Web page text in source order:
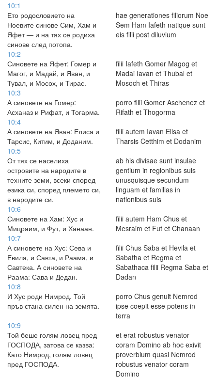
10:1
Ето родословието на
Ноевите синове Сим, Хам и
Яфет — и на тях се родиха
синове след потопа.
hae generationes filiorum Noe
Sem Ham Iafeth natique sunt
eis filii post diluvium
10:2
Синовете на Яфет: Гомер и
Магог, и Мадай, и Яван, и
Тувал, и Мосох, и Тирас.
filii Iafeth Gomer Magog et
Madai Iavan et Thubal et
Mosoch et Thiras
10:3
А синовете на Гомер:
Асханаз и Рифат, и Тогарма.
porro filii Gomer Aschenez et
Rifath et Thogorma
10:4
А синовете на Яван: Елиса и
Тарсис, Китим, и Доданим.
filii autem Iavan Elisa et
Tharsis Cetthim et Dodanim
10:5
От тях се населиха
островите на народите в
техните земи, всеки според
езика си, според племето си,
в народите си.
ab his divisae sunt insulae
gentium in regionibus suis
unusquisque secundum
linguam et familias in
nationibus suis
10:6
Синовете на Хам: Хус и
Мицраим, и Фут, и Ханаан.
filii autem Ham Chus et
Mesraim et Fut et Chanaan
10:7
А синовете на Хус: Сева и
Евила, и Савта, и Раама, и
Савтека. А синовете на
Раама: Сава и Дедан.
filii Chus Saba et Hevila et
Sabatha et Regma et
Sabathaca filii Regma Saba et
Dadan
10:8
И Хус роди Нимрод. Той
пръв стана силен на земята.
porro Chus genuit Nemrod
ipse coepit esse potens in
terra
10:9
Той беше голям ловец пред
ГОСПОДА, затова се казва:
Като Нимрод, голям ловец
пред ГОСПОДА.
et erat robustus venator
coram Domino ab hoc exivit
proverbium quasi Nemrod
robustus venator coram
Domino